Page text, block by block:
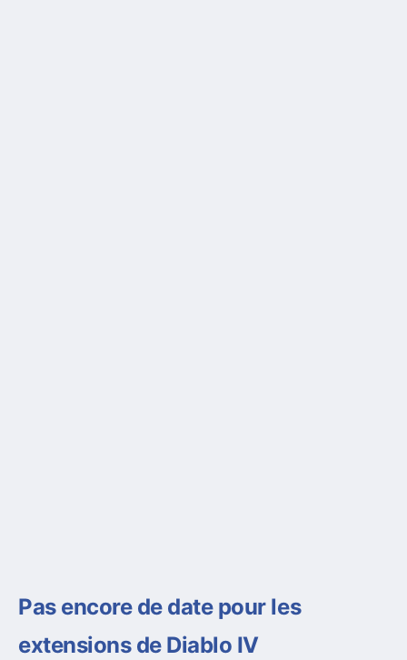
Pas encore de date pour les
extensions de Diablo IV